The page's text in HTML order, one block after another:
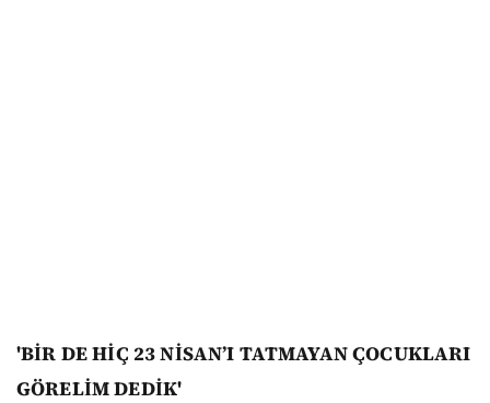
'BİR DE HİÇ 23 NİSAN’I TATMAYAN ÇOCUKLARI
GÖRELİM DEDİK'